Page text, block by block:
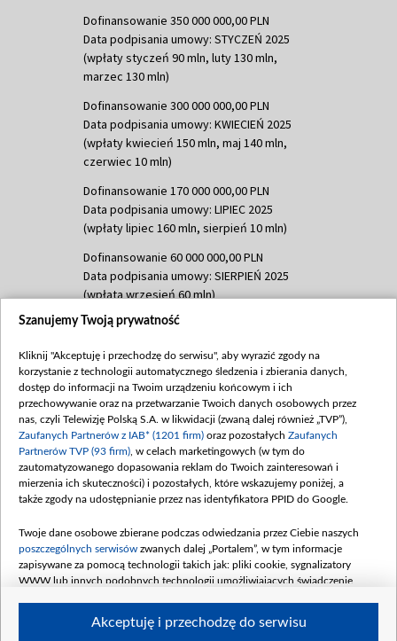
Dofinansowanie 350 000 000,00 PLN
Data podpisania umowy: STYCZEŃ 2025
(wpłaty styczeń 90 mln, luty 130 mln,
marzec 130 mln)
Dofinansowanie 300 000 000,00 PLN
Data podpisania umowy: KWIECIEŃ 2025
(wpłaty kwiecień 150 mln, maj 140 mln,
czerwiec 10 mln)
Dofinansowanie 170 000 000,00 PLN
Data podpisania umowy: LIPIEC 2025
(wpłaty lipiec 160 mln, sierpień 10 mln)
Dofinansowanie 60 000 000,00 PLN
Data podpisania umowy: SIERPIEŃ 2025
(wpłata wrzesień 60 mln)
Dofinansowanie 635 783 051,21 PLN
(wpłata wrzesień 100 mln, październik 350
mln, listopad 265 mln)
Dofinansowanie 48 862 000,00 PLN
Data podpisania umowy: GRUDZIEŃ 2025
(wpłata grudzień 60,548 mln)
Dofinansowanie 900 000 000,00 PLN
Data podpisania umowy: LUTY 2026 (wpłata
kwiecień 180 mln, 7 maja 180 mln, 8
czerwca 90 mln)
Dofinansowanie 250 000 000,00 PLN
4 sierpnia 250 mln
Szanujemy Twoją prywatność
Kliknij "Akceptuję i przechodzę do serwisu", aby wyrazić zgody na
korzystanie z technologii automatycznego śledzenia i zbierania danych,
dostęp do informacji na Twoim urządzeniu końcowym i ich
przechowywanie oraz na przetwarzanie Twoich danych osobowych przez
nas, czyli Telewizję Polską S.A. w likwidacji (zwaną dalej również „TVP”),
Zaufanych Partnerów z IAB* (1201 firm) oraz pozostałych Zaufanych
Partnerów TVP (93 firm) , w celach marketingowych (w tym do
zautomatyzowanego dopasowania reklam do Twoich zainteresowań i
mierzenia ich skuteczności) i pozostałych, które wskazujemy poniżej, a
także zgody na udostępnianie przez nas identyfikatora PPID do Google.
Twoje dane osobowe zbierane podczas odwiedzania przez Ciebie naszych
poszczególnych serwisów zwanych dalej „Portalem”, w tym informacje
zapisywane za pomocą technologii takich jak: pliki cookie, sygnalizatory
WWW lub innych podobnych technologii umożliwiających świadczenie
Akceptuję i przechodzę do serwisu